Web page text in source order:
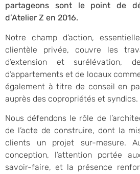
partageons sont le point de
d’Atelier Z en 2016.
Notre champ d’action,
clientèle privée, couvre les
d’extension et surélévation,
d’appartements et de locaux
également à titre de conseil en
auprès des copropriétés et syndics.
Nous défendons le rôle de
de l’acte de construire, dont la
clients un projet sur-mesure.
conception, l’attention portée
savoir-faire, et la présence